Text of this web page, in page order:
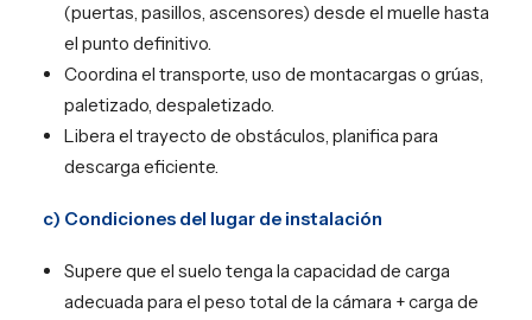
(puertas, pasillos, ascensores) desde el muelle hasta
el punto definitivo.
Coordina el transporte, uso de montacargas o grúas,
paletizado, despaletizado.
Libera el trayecto de obstáculos, planifica para
descarga eficiente.
c) Condiciones del lugar de instalación
Supere que el suelo tenga la capacidad de carga
adecuada para el peso total de la cámara + carga de